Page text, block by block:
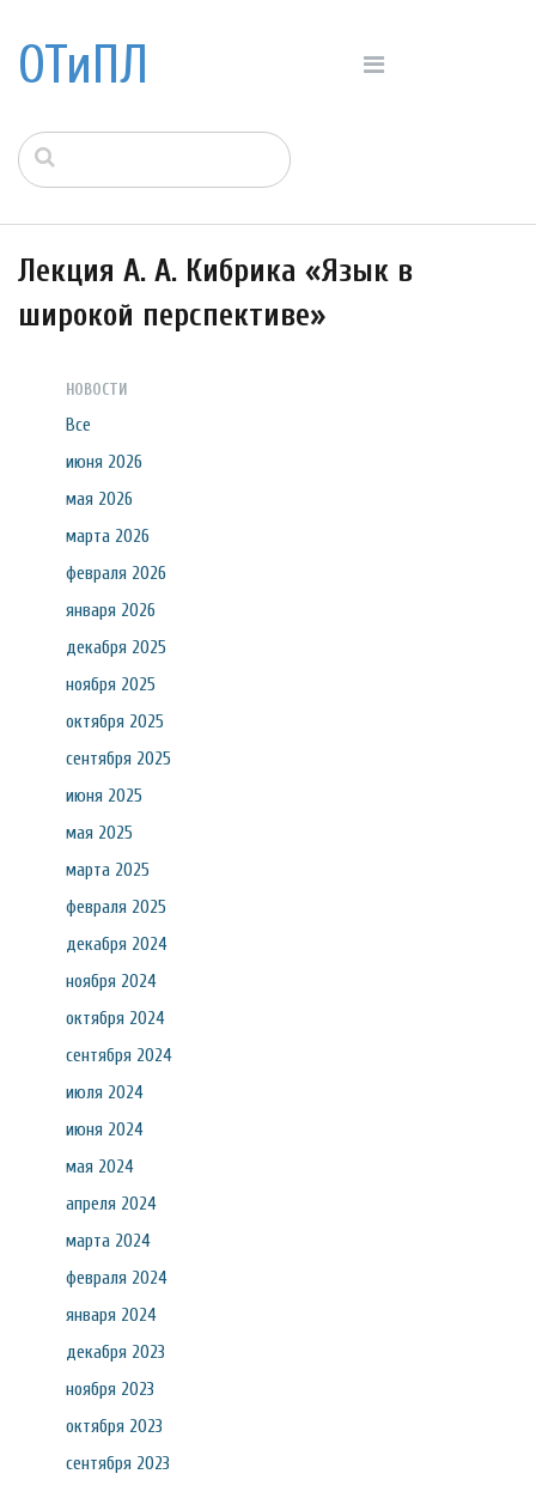
ОТиПЛ
Лекция А. А. Кибрика «Язык в
широкой перспективе»
НОВОСТИ
Все
июня 2026
мая 2026
марта 2026
февраля 2026
января 2026
декабря 2025
ноября 2025
октября 2025
сентября 2025
июня 2025
мая 2025
марта 2025
февраля 2025
декабря 2024
ноября 2024
октября 2024
сентября 2024
июля 2024
июня 2024
мая 2024
апреля 2024
марта 2024
февраля 2024
января 2024
декабря 2023
ноября 2023
октября 2023
сентября 2023